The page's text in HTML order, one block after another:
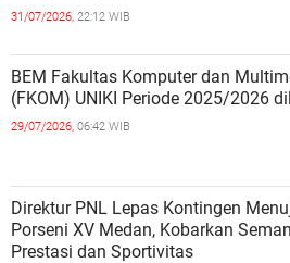
31/07/2026, 22:12 WIB
BEM Fakultas Komputer dan
(FKOM) UNIKI Periode 2025/2026
29/07/2026, 06:42 WIB
Direktur PNL Lepas Kontingen
Porseni XV Medan, Kobarkan
Prestasi dan Sportivitas